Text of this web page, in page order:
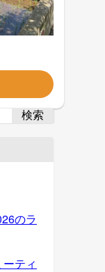
検索
のラ
ティ